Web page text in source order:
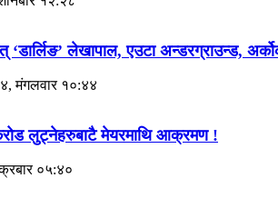
‘डार्लिङ’ लेखापाल, एउटा अन्डरग्राउन्ड,
मंगलवार १०:४४
लुट्नेहरुबाटै मेयरमाथि आक्रमण !
०५:४०